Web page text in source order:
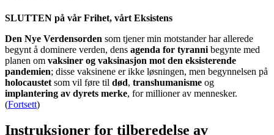
SLUTTEN på vår Frihet, vårt Eksistens
Den Nye Verdensorden som tjener min motstander har allerede
begynt å dominere verden, dens agenda for tyranni begynte med
planen om vaksiner og vaksinasjon mot den eksisterende
pandemien; disse vaksinene er ikke løsningen, men begynnelsen på
holocaustet som vil føre til død, transhumanisme og
implantering av dyrets merke, for millioner av mennesker.
(Fortsett)
Instruksjoner for tilberedelse av